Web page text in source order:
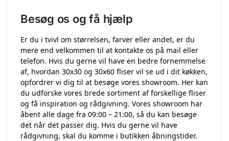
Besøg os og få hjælp
Er du i tvivl om størrelsen, farver eller andet, er du
mere end velkommen til at kontakte os på mail eller
telefon. Hvis du gerne vil have en bedre fornemmelse
af, hvordan 30x30 og 30x60 fliser vil se ud i dit køkken,
opfordrer vi dig til at besøge vores showroom. Her kan
du udforske vores brede sortiment af forskellige fliser
og få inspiration og rådgivning. Vores showroom har
åbent alle dage fra 09:00 – 21:00, så du kan besøge
det når det passer dig. Hvis du gerne vil have
rådgivning, skal du komme i butikken åbningstider.